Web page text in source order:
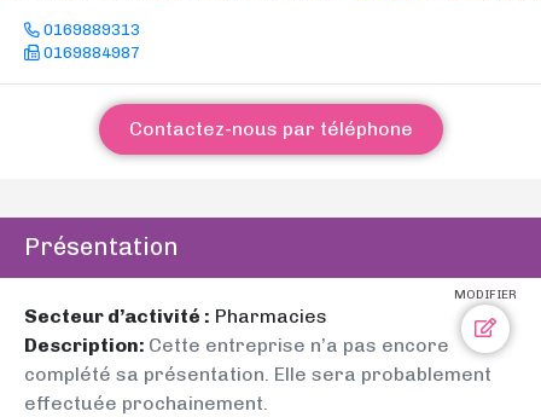
0169889313
0169884987
Contactez-nous par téléphone
Présentation
MODIFIER
Secteur d’activité : Pharmacies
Description: Cette entreprise n’a pas encore
complété sa présentation. Elle sera probablement
effectuée prochainement.